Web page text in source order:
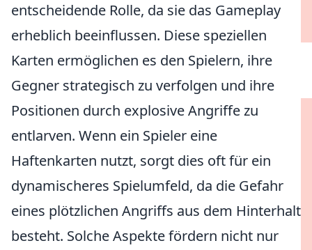
entscheidende Rolle, da sie das Gameplay
erheblich beeinflussen. Diese speziellen
Karten ermöglichen es den Spielern, ihre
Gegner strategisch zu verfolgen und ihre
Positionen durch explosive Angriffe zu
entlarven. Wenn ein Spieler eine
Haftenkarten nutzt, sorgt dies oft für ein
dynamischeres Spielumfeld, da die Gefahr
eines plötzlichen Angriffs aus dem Hinterhalt
besteht. Solche Aspekte fördern nicht nur